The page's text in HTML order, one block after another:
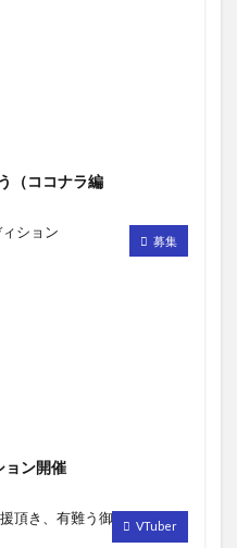
（ココナラ編
募集
ョン開催
VTuber